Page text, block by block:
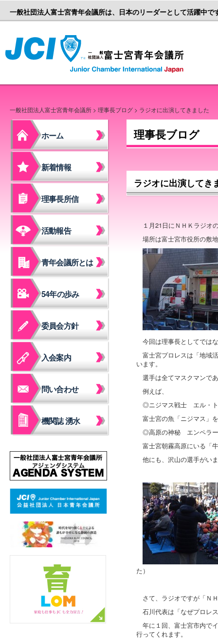
一般社団法人富士宮青年会議所は、日本のリーダーとして活躍中で
一般社団法人富士宮青年会議所 > 理事長ブログ > ラジオに出演してきました
ホーム
新着情報
理事長所信
活動報告
青年会議所とは
54年の歩み
委員会方針
入会案内
問い合わせ
機関誌 湧水
理事長ブログ
ラジオに出演してき
１月21日にＮＨＫラジオ
場所は富士宮市役所の敷
今回は理事長としてでは
富士宮プロレスは「地域
います。
選手は全てマスクマンで
例えば、
◎ニジマス戦士 エル・ト
富士宮の魚「ニジマス」
◎高原の神秘 エンペラ
富士宮朝霧高原にいる「
他にも、沢山の選手がい
た）
さて、ラジオですが「Ｎ
石川代表は「なぜプロレ
年に１回、富士宮市内で
行ってくれます。